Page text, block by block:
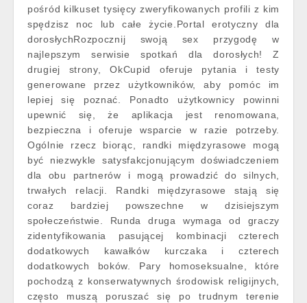
pośród kilkuset tysięcy zweryfikowanych profili z kim
spędzisz noc lub całe życie.Portal erotyczny dla
dorosłychRozpocznij swoją sex przygodę w
najlepszym serwisie spotkań dla dorosłych! Z
drugiej strony, OkCupid oferuje pytania i testy
generowane przez użytkowników, aby pomóc im
lepiej się poznać. Ponadto użytkownicy powinni
upewnić się, że aplikacja jest renomowana,
bezpieczna i oferuje wsparcie w razie potrzeby.
Ogólnie rzecz biorąc, randki międzyrasowe mogą
być niezwykle satysfakcjonującym doświadczeniem
dla obu partnerów i mogą prowadzić do silnych,
trwałych relacji. Randki międzyrasowe stają się
coraz bardziej powszechne w dzisiejszym
społeczeństwie. Runda druga wymaga od graczy
zidentyfikowania pasującej kombinacji czterech
dodatkowych kawałków kurczaka i czterech
dodatkowych boków. Pary homoseksualne, które
pochodzą z konserwatywnych środowisk religijnych,
często muszą poruszać się po trudnym terenie